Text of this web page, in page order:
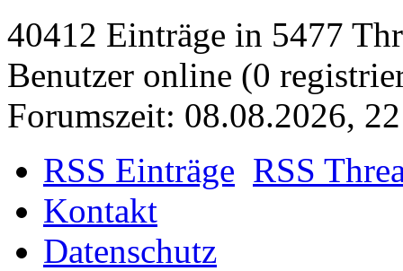
40412 Einträge in 5477
Benutzer online (0
Forumszeit: 08.08.2026,
RSS Einträge RSS
Kontakt
Datenschutz